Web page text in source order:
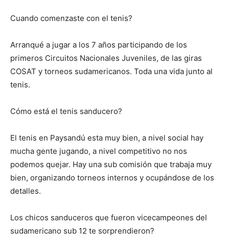
Cuando comenzaste con el tenis?
Arranqué a jugar a los 7 años participando de los
primeros Circuitos Nacionales Juveniles, de las giras
COSAT y torneos sudamericanos. Toda una vida junto al
tenis.
Cómo está el tenis sanducero?
El tenis en Paysandú esta muy bien, a nivel social hay
mucha gente jugando, a nivel competitivo no nos
podemos quejar. Hay una sub comisión que trabaja muy
bien, organizando torneos internos y ocupándose de los
detalles.
Los chicos sanduceros que fueron vicecampeones del
sudamericano sub 12 te sorprendieron?